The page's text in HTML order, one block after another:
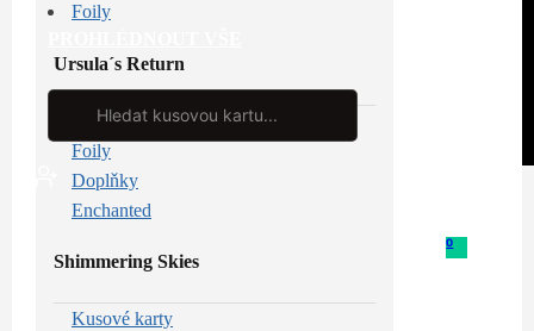
Search
0
Foily
Ursula´s Return
Kusové karty
Foily
Doplňky
Enchanted
Shimmering Skies
Kusové karty